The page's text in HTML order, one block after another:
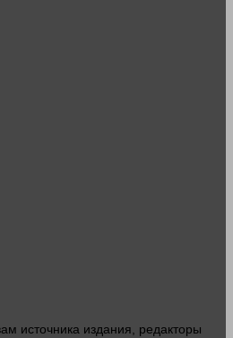
источника издания, редакторы